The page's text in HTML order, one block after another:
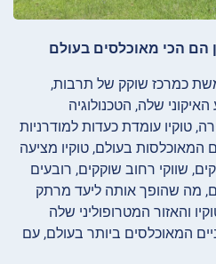
כמרכז שוקק של תרבות,
שלה, הטכנולוגיה
טוקיו עומדת כעדות למודרניות
בעולם, טוקיו מציעה
שווקי רחוב שוקקים, רובעים
מה שהופך אותה ליעד מרתק
והאזור המטרופוליני שלה
המאוכלסים ביותר בעולם, עם